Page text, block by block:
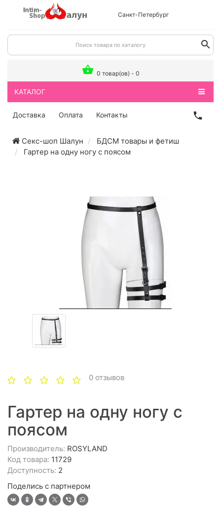
Санкт-Петербург
0 товар(ов) - 0
КАТАЛОГ
Доставка Оплата Контакты
Секс-шоп Шалун
БДСМ товары и фетиш
Гартер на одну ногу с поясом
0 отзывов
Гартер на одну ногу с
поясом
Производитель: ROSYLAND
Код товара: 11729
Доступность: 2
Поделись с партнером